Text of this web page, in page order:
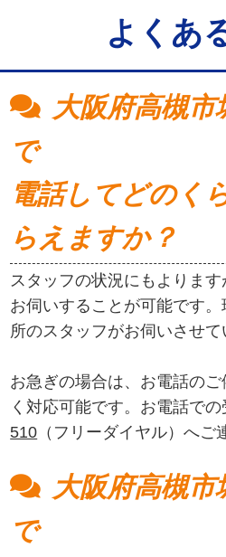
よくあ
大阪府高槻
で
電話してどのく
らえますか？
スタッフの状況にもよりま
お伺いすることが可能です
所のスタッフがお伺いさせて
お急ぎの場合は、お電話の
く対応可能です。お電話で
510 （フリーダイヤル）へご
大阪府高槻
で